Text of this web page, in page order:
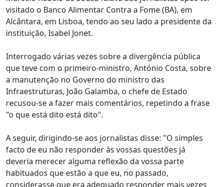
visitado o Banco Alimentar Contra a Fome (BA), em
Alcântara, em Lisboa, tendo ao seu lado a presidente da
instituição, Isabel Jonet.
Interrogado várias vezes sobre a divergência pública
que teve com o primeiro-ministro, António Costa, sobre
a manutenção no Governo do ministro das
Infraestruturas, João Galamba, o chefe de Estado
recusou-se a fazer mais comentários, repetindo a frase
"o que está dito está dito".
A seguir, dirigindo-se aos jornalistas disse: "O simples
facto de eu não responder às vossas questões já
deveria merecer alguma reflexão da vossa parte
habituados que estão a que eu, no passado,
considerasse que era adequado responder mais vezes